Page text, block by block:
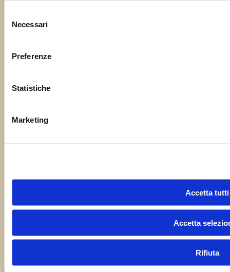
delNecessari
Preferenze
Statistiche
Marketing
Accetta tutti
Accetta
Rifiuta
le varie implicazioni sulla privacy, e che inviarci i
dati non comporta da lato nostro un obbligo alla